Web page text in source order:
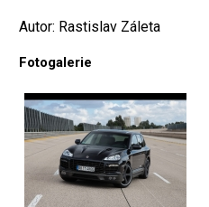
Autor: Rastislav Záleta
Fotogalerie